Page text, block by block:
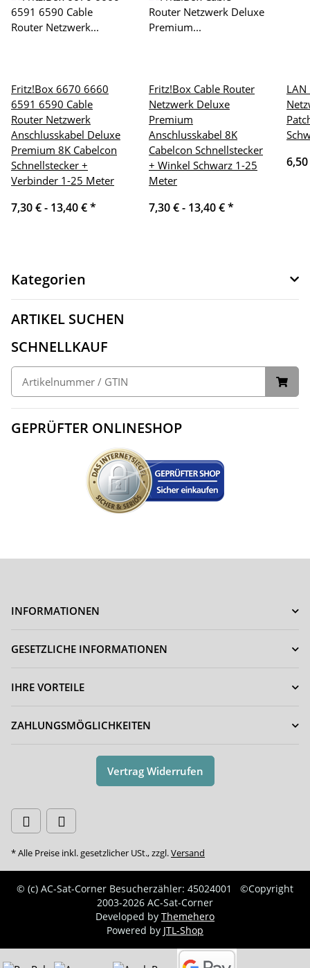
Fritz!Box 6670 6660
6591 6590 Cable
Router Netzwerk
Anschlusskabel Deluxe
Premium 8K Cabelcon
Schnellstecker +
Verbinder 1-25 Meter
7,30 € - 13,40 €*
Fritz!Box Cable Router
Netzwerk Deluxe
Premium
Anschlusskabel 8K
Cabelcon Schnellstecker
+ Winkel Schwarz 1-25
Meter
7,30 € - 13,40 €*
LAN
Kategorien
ARTIKEL SUCHEN
SCHNELLKAUF
GEPRÜFTER ONLINESHOP
INFORMATIONEN
GESETZLICHE INFORMATIONEN
IHRE VORTEILE
ZAHLUNGSMÖGLICHKEITEN
Vertrag Widerrufen
* Alle Preise inkl. gesetzlicher USt., zzgl.Versand
© (c) AC-Sat-Corner Besucherzähler: 45024001
©Copyright
2003-2026 AC-Sat-Corner
Developed by Themehero
Powered by JTL-Shop